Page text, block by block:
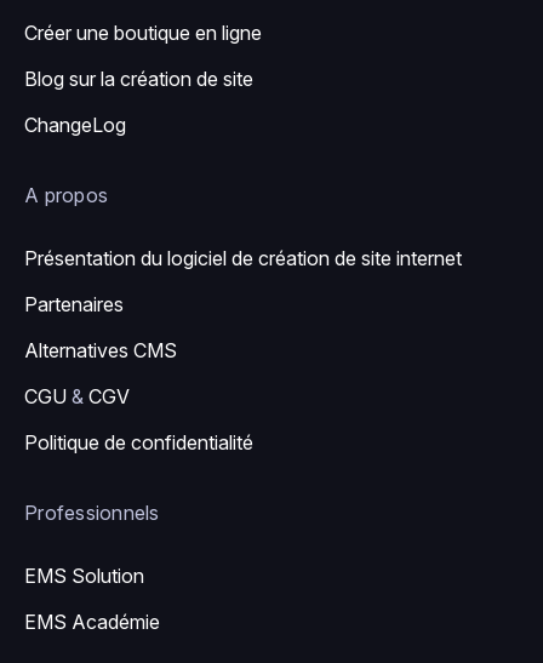
Créer une boutique en ligne
Blog sur la création de site
ChangeLog
A propos
Présentation du logiciel de création de site internet
Partenaires
Alternatives CMS
CGU & CGV
Politique de confidentialité
Professionnels
EMS Solution
EMS Académie